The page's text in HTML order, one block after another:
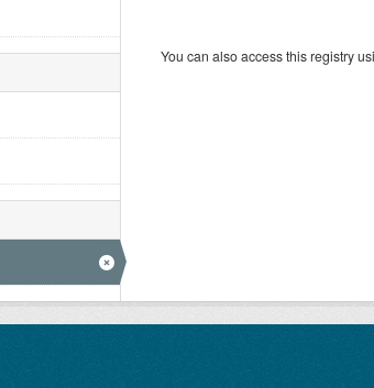
You can also access this registry